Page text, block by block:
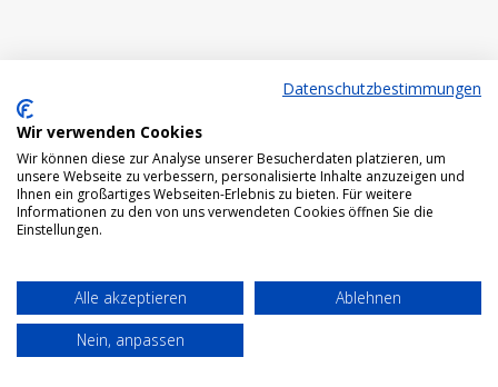
Datenschutzbestimmungen
Wir verwenden Cookies
Wir können diese zur Analyse unserer Besucherdaten platzieren, um
unsere Webseite zu verbessern, personalisierte Inhalte anzuzeigen und
Ihnen ein großartiges Webseiten-Erlebnis zu bieten. Für weitere
Informationen zu den von uns verwendeten Cookies öffnen Sie die
Einstellungen.
Alle akzeptieren
Ablehnen
Nein, anpassen